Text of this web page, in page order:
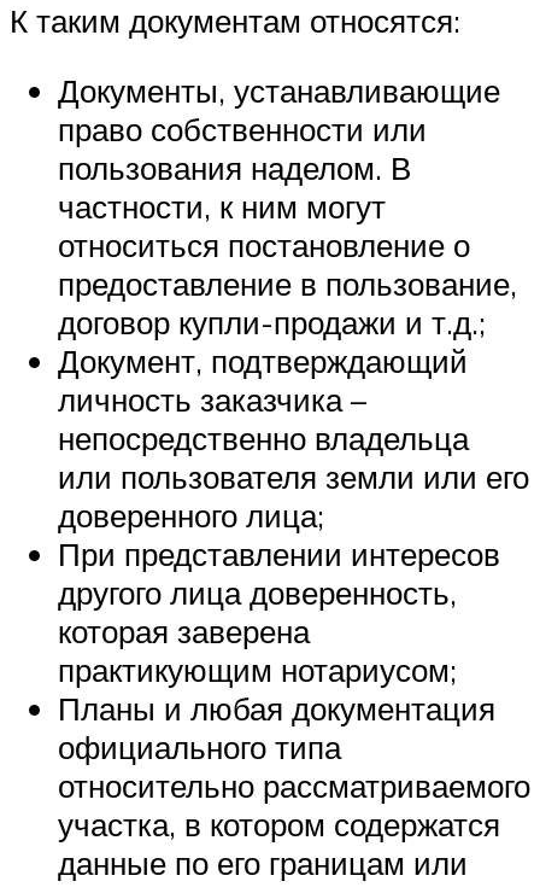
К таким документам относятся:
Документы, устанавливающие
право собственности или
пользования наделом. В
частности, к ним могут
относиться постановление о
предоставление в пользование,
договор купли-продажи и т.д.;
Документ, подтверждающий
личность заказчика –
непосредственно владельца
или пользователя земли или его
доверенного лица;
При представлении интересов
другого лица доверенность,
которая заверена
практикующим нотариусом;
Планы и любая документация
официального типа
относительно рассматриваемого
участка, в котором содержатся
данные по его границам или